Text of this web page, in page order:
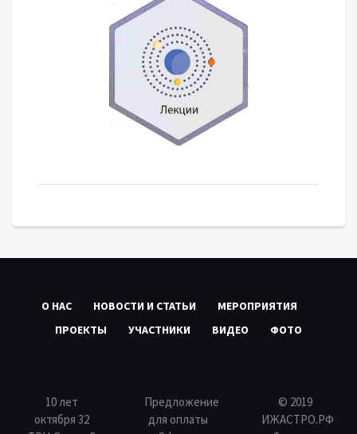
О НАС НОВОСТИ И СТАТЬИ
МЕРОПРИЯТИЯ
ПРОЕКТЫ
УЧАСТНИКИ ВИДЕО ФОТО
10 лет
октября 32
Предложение
для оплаты
© 2019
ИЖАСТРО.РФ